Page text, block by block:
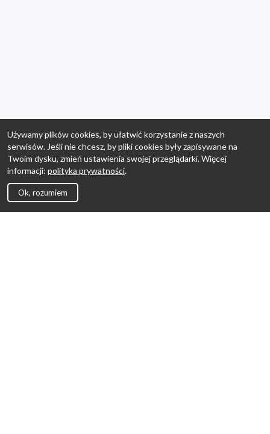
Używamy plików cookies, by ułatwić korzystanie z naszych
serwisów. Jeśli nie chcesz, by pliki cookies były zapisywane na
Twoim dysku, zmień ustawienia swojej przeglądarki. Więcej
informacji: polityka prywatności.
Ok, rozumiem